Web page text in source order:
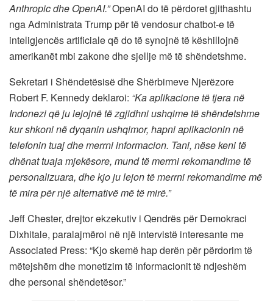
Anthropic dhe OpenAI.”OpenAI do të përdoret gjithashtu
nga Administrata Trump për të vendosur chatbot-e të
inteligjencës artificiale që do të synojnë të këshillojnë
amerikanët mbi zakone dhe sjellje më të shëndetshme.
Sekretari i Shëndetësisë dhe Shërbimeve Njerëzore
Robert F. Kennedy deklaroi: “Ka aplikacione të tjera në
Indonezi që ju lejojnë të zgjidhni ushqime të shëndetshme
kur shkoni në dyqanin ushqimor, hapni aplikacionin në
telefonin tuaj dhe merrni informacion. Tani, nëse keni të
dhënat tuaja mjekësore, mund të merrni rekomandime të
personalizuara, dhe kjo ju lejon të merrni rekomandime më
të mira për një alternativë më të mirë.”
Jeff Chester, drejtor ekzekutiv i Qendrës për Demokraci
Dixhitale, paralajmëroi në një intervistë interesante me
Associated Press: “Kjo skemë hap derën për përdorim të
mëtejshëm dhe monetizim të informacionit të ndjeshëm
dhe personal shëndetësor.”